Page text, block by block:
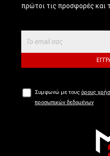
πρώτοι τις προσφορές και
Συμφωνώ με τους όρους
προσωπικών δεδομένων